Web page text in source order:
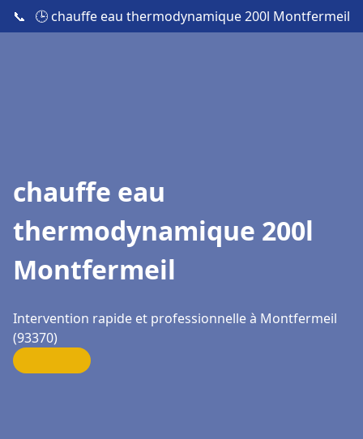
📞 🕒 chauffe eau thermodynamique 200l Montfermeil
chauffe eau
thermodynamique 200l
Montfermeil
Intervention rapide et professionnelle à Montfermeil
(93370)